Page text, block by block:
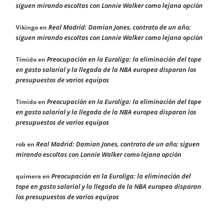
siguen mirando escoltas con Lonnie Walker como lejana opción
Vikingoen Real Madrid: Damian Jones, contrato de un año;
siguen mirando escoltas con Lonnie Walker como lejana opción
Tímidoen Preocupación en la Euroliga: la eliminación del tope
en gasto salarial y la llegada de la NBA europea disparan los
presupuestos de varios equipos
Tímidoen Preocupación en la Euroliga: la eliminación del tope
en gasto salarial y la llegada de la NBA europea disparan los
presupuestos de varios equipos
rob en Real Madrid: Damian Jones, contrato de un año; siguen
mirando escoltas con Lonnie Walker como lejana opción
quimeraen Preocupación en la Euroliga: la eliminación del
tope en gasto salarial y la llegada de la NBA europea disparan
los presupuestos de varios equipos